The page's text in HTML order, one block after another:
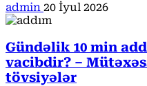
admin 20 İyul 2026
Gündəlik 10 min
vacibdir? –
tövsiyələr